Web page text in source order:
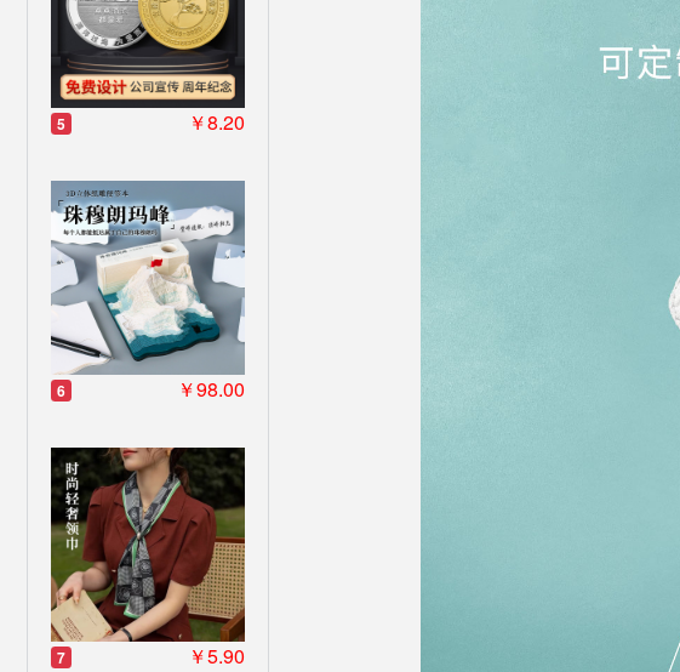
5 ￥8.20
6 ￥98.00
7 ￥5.90